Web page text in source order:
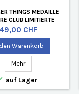
THINGS MEDAILLE
CLUB LIMITIERTE
AUFLAGE
Preis
49,00 CHF
Warenkorb
Mehr
auf Lager